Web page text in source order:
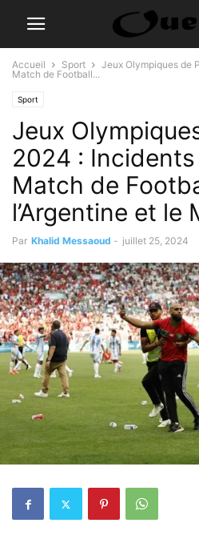
Accueil Sport
Jeux Olympiques de
Match de Football...
Sport
Jeux
2024 :
Match de
l’Argentine et le
Par Khalid Messaoud - juillet 25, 2024